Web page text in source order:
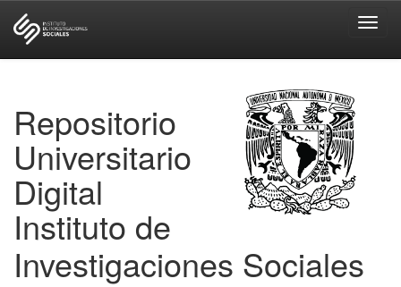
Repositorio
Universitario
Digital
Instituto de
Investigaciones Sociales